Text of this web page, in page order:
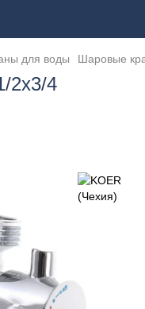
для воды Шаровые
2x3/4